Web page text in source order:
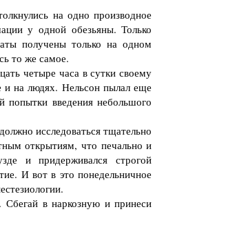
на одно производное
у одной обезьяны. Только
получены только на одном
то же самое.
четыре часа в сутки своему
и на людях. Нельсон пылал еще
введения небольшого
исследоваться тщательно
открытиям, что печально и
и придерживался строгой
И вот в это понедельничное
в наркозную и принеси